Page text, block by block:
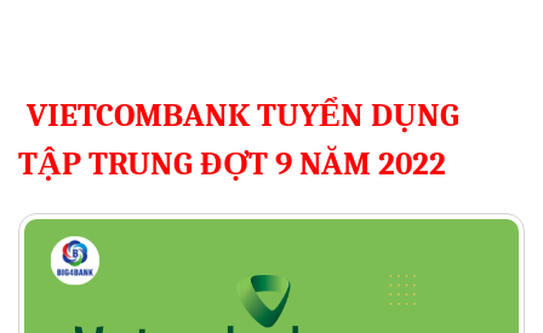
VIETCOMBANK TUYỂN DỤNG
TẬP TRUNG ĐỢT 9 NĂM 2022